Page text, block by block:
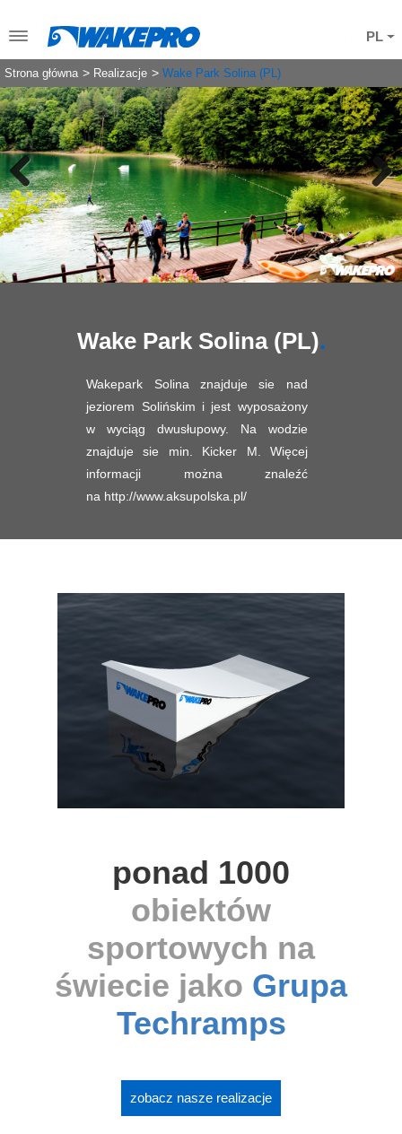
PL
Strona główna Realizacje Wake Park Solina (PL)
Previous Next
Wake Park Solina (PL)
Wakepark Solina znajduje sie nad
jeziorem Solińskim i jest wyposażony
w wyciąg dwusłupowy. Na wodzie
znajduje sie min. Kicker M. Więcej
informacji można znaleźć
na http://www.aksupolska.pl/
ponad 1000
obiektów
sportowych na
świecie jako Grupa
Techramps
zobacz nasze realizacje